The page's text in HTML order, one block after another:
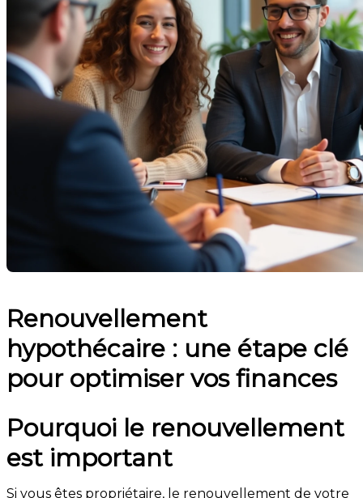
Renouvellement
hypothécaire : une étape clé
pour optimiser vos finances
Pourquoi le renouvellement
est important
Si vous êtes propriétaire, le renouvellement de votre